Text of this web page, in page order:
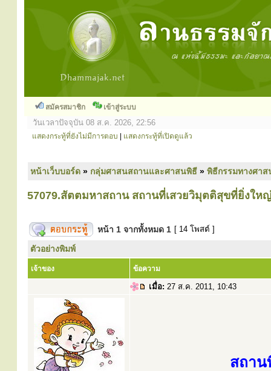
สมัครสมาชิก เข้าสู่ระบบ
วันเวลาปัจจุบัน 08 ส.ค. 2026, 22:56
แสดงกระทู้ที่ยังไม่มีการตอบ แสดงกระทู้ที่เปิดดูแล้ว
หน้าเว็บบอร์ด » กลุ่มศาสนสถานและศาสนพิธี » พิธีกรรมทางศา
57079.สัตตมหาสถาน สถานที่เสวยวิมุตติสุขที่ยิ่งให
หน้า 1 จากทั้งหมด 1 [ 14 โพสต์ ]
ตัวอย่างพิมพ์
เจ้าของ ข้อความ
เมื่อ: 27 ส.ค. 2011, 10:43
สถาน